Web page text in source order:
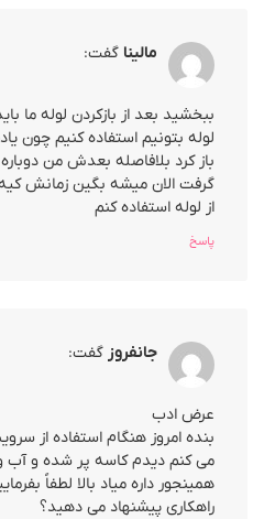
مالینا گفت:
ببخشید بعد از بازکردن لوله ما
لوله بتونیم استفاده کنیم چون
باز کرد بلافاصله بعدش من
گرفت الان میشه بگین زمانش کیه
از لوله استفاده کنم
پاسخ
جانفروز گفت:
عرض ادب
بنده امروز هنگام استفاده از
می کنم دیدم کاسه پر شده و آب و
همینجور داره میاد بالا لطفاً
راهکاری پیشنهاد می دهید؟